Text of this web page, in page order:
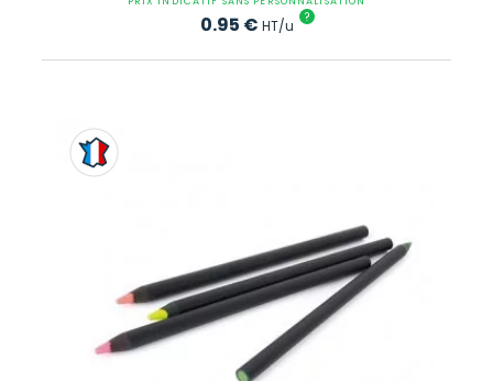
0.95 € HT/u ?